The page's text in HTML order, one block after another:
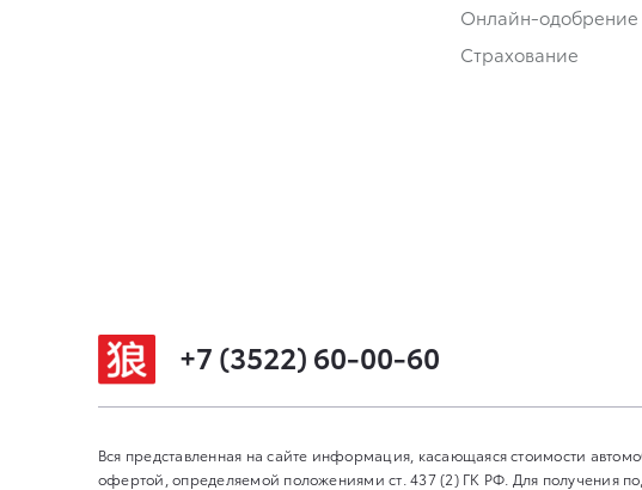
Онлайн-одобрение
Страхование
+7 (3522) 60-00-60
Вся представленная на сайте информация, касающаяся стоимости
офертой, определяемой положениями ст. 437 (2) ГК РФ. Для